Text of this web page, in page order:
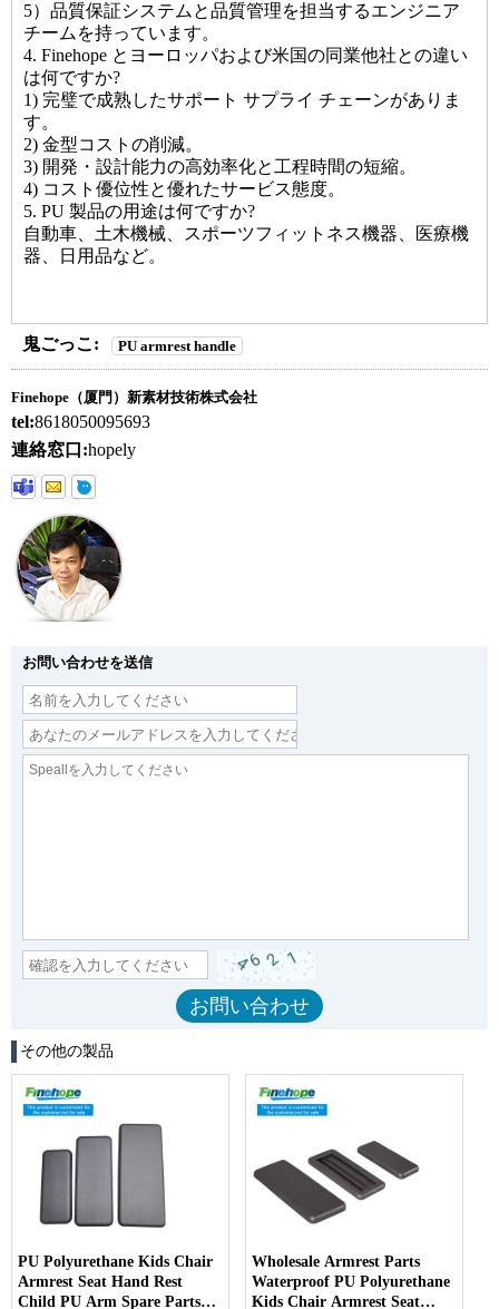
5）品質保証システムと品質管理を担当するエンジニア
チームを持っています。
4. Finehope とヨーロッパおよび米国の同業他社との違い
は何ですか?
1) 完璧で成熟したサポート サプライ チェーンがありま
す。
2) 金型コストの削減。
3) 開発・設計能力の高効率化と工程時間の短縮。
4) コスト優位性と優れたサービス態度。
5. PU 製品の用途は何ですか?
自動車、土木機械、スポーツフィットネス機器、医療機
器、日用品など。
鬼ごっこ: PU armrest handle
Finehope（厦門）新素材技術株式会社
tel:8618050095693
連絡窓口:hopely
お問い合わせを送信
その他の製品
PU Polyurethane Kids Chair
Armrest Seat Hand Rest
Child PU Arm Spare Parts
Wholesale Armrest Parts
Waterproof PU Polyurethane
Kids Chair Armrest Seat